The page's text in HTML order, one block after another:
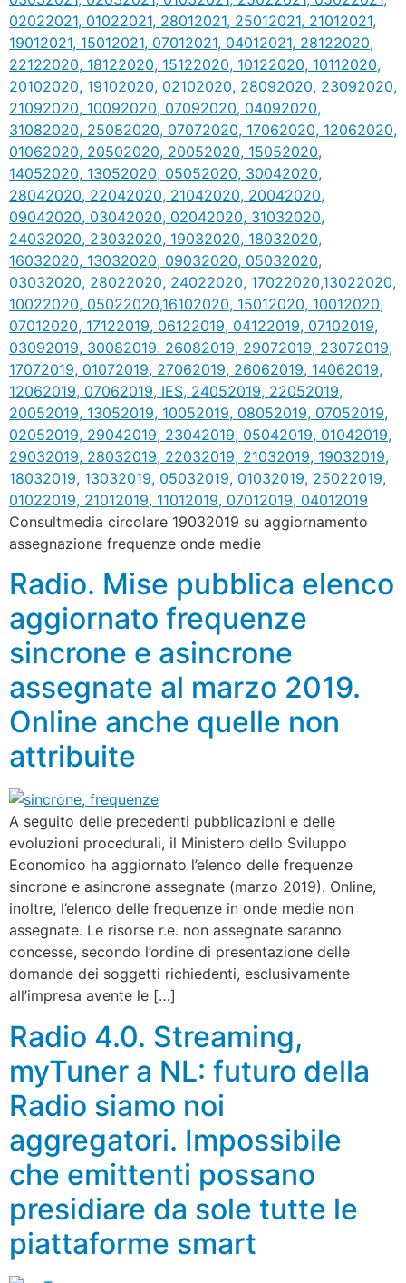
Consultmedia circolare 19032019 su aggiornamento
assegnazione frequenze onde medie
Radio. Mise pubblica elenco
aggiornato frequenze
sincrone e asincrone
assegnate al marzo 2019.
Online anche quelle non
attribuite
A seguito delle precedenti pubblicazioni e delle
evoluzioni procedurali, il Ministero dello Sviluppo
Economico ha aggiornato l’elenco delle frequenze
sincrone e asincrone assegnate (marzo 2019). Online,
inoltre, l’elenco delle frequenze in onde medie non
assegnate. Le risorse r.e. non assegnate saranno
concesse, secondo l’ordine di presentazione delle
domande dei soggetti richiedenti, esclusivamente
all’impresa avente le […]
Radio 4.0. Streaming,
myTuner a NL: futuro della
Radio siamo noi
aggregatori. Impossibile
che emittenti possano
presidiare da sole tutte le
piattaforme smart